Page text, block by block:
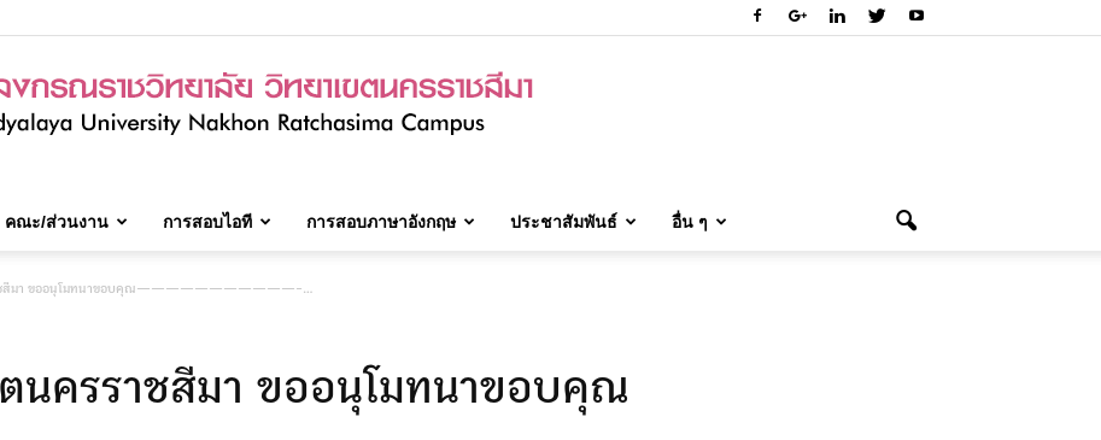
นครราชสีมา
คณะ/ส่วนงาน การสอบไอที การสอบภาษาอังกฤษ ประชาสัมพันธ์ อื่น ๆ
รราชสีมา ขออนุโมทนาขอบคุณ———————————-…
ตนครราชสีมา ขออนุโมทนาขอบคุณ